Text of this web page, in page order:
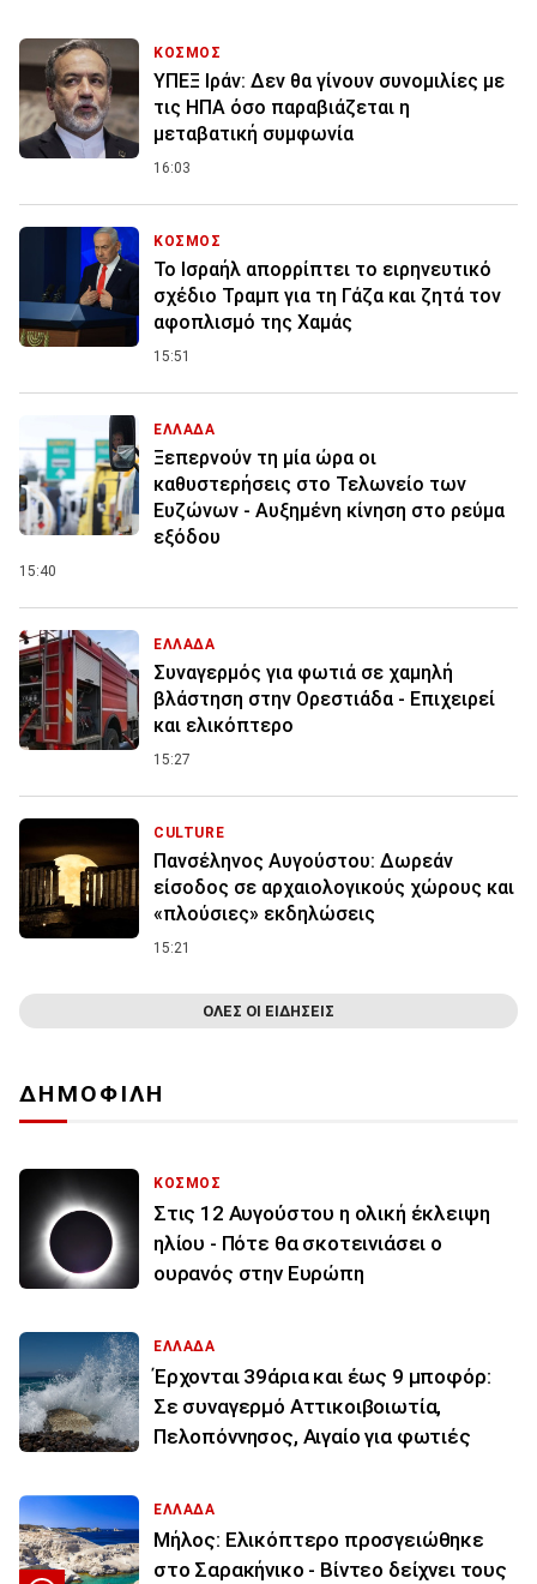
ΚΟΣΜΟΣ
ΥΠΕΞ Ιράν: Δεν θα γίνουν συνομιλίες με
τις ΗΠΑ όσο παραβιάζεται η
μεταβατική συμφωνία
16:03
ΚΟΣΜΟΣ
Το Ισραήλ απορρίπτει το ειρηνευτικό
σχέδιο Τραμπ για τη Γάζα και ζητά τον
αφοπλισμό της Χαμάς
15:51
ΕΛΛΑΔΑ
Ξεπερνούν τη μία ώρα οι
καθυστερήσεις στο Τελωνείο των
Ευζώνων - Αυξημένη κίνηση στο ρεύμα
εξόδου
15:40
ΕΛΛΑΔΑ
Συναγερμός για φωτιά σε χαμηλή
βλάστηση στην Ορεστιάδα - Επιχειρεί
και ελικόπτερο
15:27
CULTURE
Πανσέληνος Αυγούστου: Δωρεάν
είσοδος σε αρχαιολογικούς χώρους και
«πλούσιες» εκδηλώσεις
15:21
ΟΛΕΣ ΟΙ ΕΙΔΗΣΕΙΣ
ΔΗΜΟΦΙΛΗ
ΚΟΣΜΟΣ
Στις 12 Αυγούστου η ολική έκλειψη
ηλίου - Πότε θα σκοτεινιάσει ο
ουρανός στην Ευρώπη
ΕΛΛΑΔΑ
Έρχονται 39άρια και έως 9 μποφόρ:
Σε συναγερμό Αττικοιβοιωτία,
Πελοπόννησος, Αιγαίο για φωτιές
ΕΛΛΑΔΑ
Μήλος: Ελικόπτερο προσγειώθηκε
στο Σαρακήνικο - Βίντεο δείχνει τους